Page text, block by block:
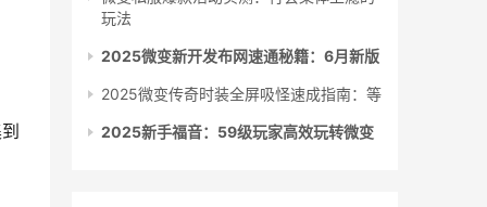
玩法
2025微变新开发布网速通秘籍：6月新版
2025微变传奇时装全屏吸怪速成指南：等
2025新手福音：59级玩家高效玩转微变